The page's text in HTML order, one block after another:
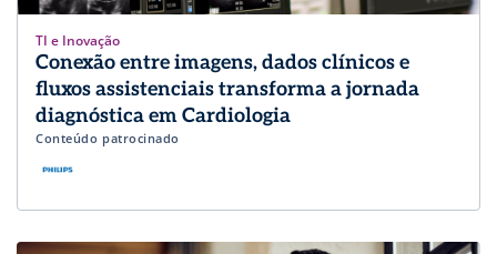
TI e Inovação
Conexão entre imagens, dados clínicos e
fluxos assistenciais transforma a jornada
diagnóstica em Cardiologia
Conteúdo patrocinado